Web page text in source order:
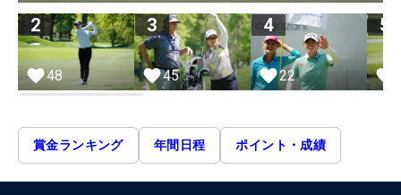
2
48
3
45
4
22
5
賞金ランキング 年間日程 ポイント・成績